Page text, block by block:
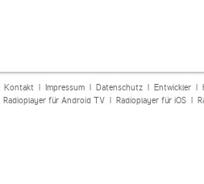
Kontakt| Impressum| Datenschutz| Entwickler|
Radioplayer für Android TV| Radioplayer für iOS|